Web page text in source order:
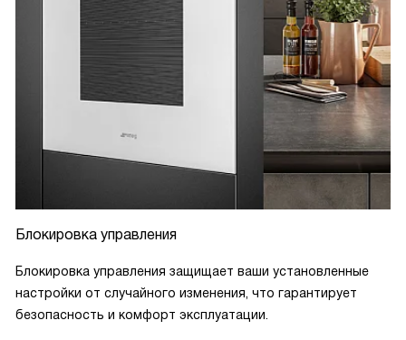
Блокировка управления
Блокировка управления защищает ваши установленные
настройки от случайного изменения, что гарантирует
безопасность и комфорт эксплуатации.